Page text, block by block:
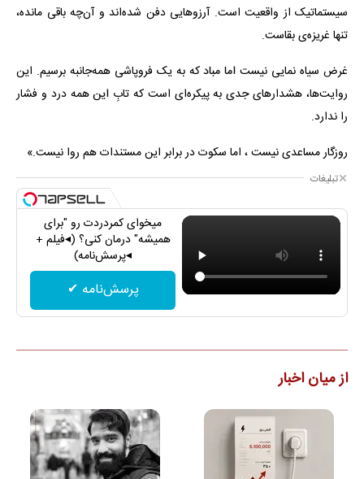
سیستماتیک از واقعیت است. آرزوهایی دفن شده‌اند و آن‌چه باقی مانده،
تنها غریزه‌ی بقاست.
غرض سیاه نمایی نیست اما مباد که به یک فروپاشی همه‌جانبه برسیم. این
روایت‌ها، هشدارهای جدی به پیکره‌ای است که تابِ این همه درد و فشار
را ندارد.
روزگار مساعدی نیست ، اما سکوت در برابر این مستندات هم روا نیست.»
تبلیغات
میخوای کمردردت رو "برای
همیشه" درمان کنی؟ (◂فیلم +
◂پرسش‌نامه)
پرسش‌نامه ✔
از میان اخبار